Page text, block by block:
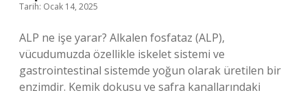
Tarih: Ocak 14, 2025
ALP ne işe yarar? Alkalen fosfataz (ALP),
vücudumuzda özellikle iskelet sistemi ve
gastrointestinal sistemde yoğun olarak üretilen bir
enzimdir. Kemik dokusu ve safra kanallarındaki